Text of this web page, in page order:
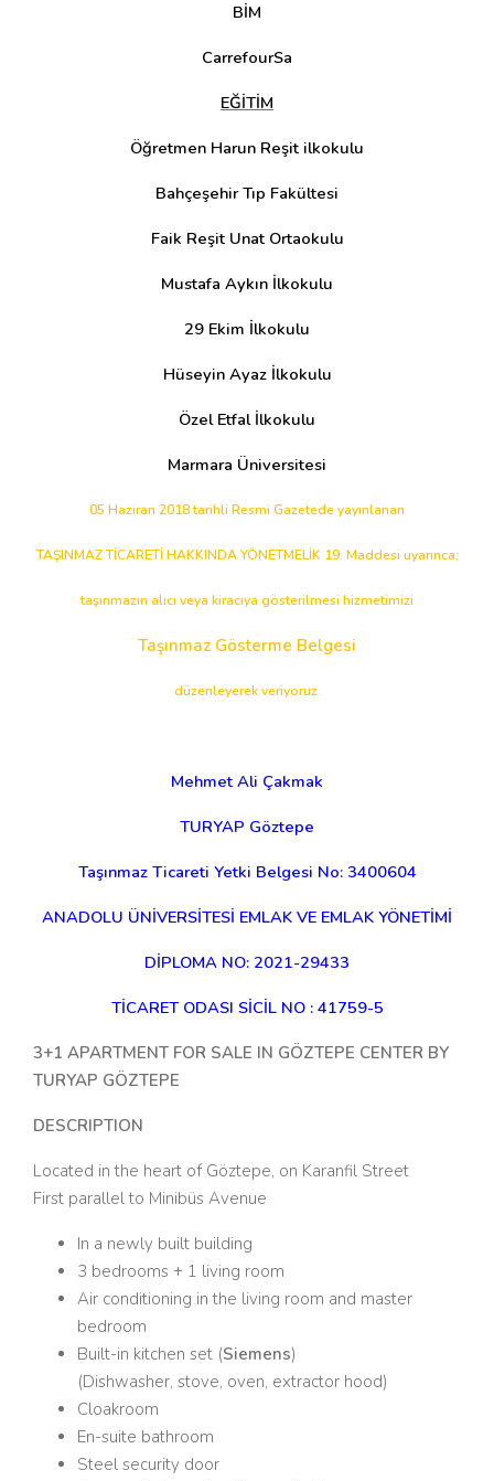
BİM
CarrefourSa
EĞİTİM
Öğretmen Harun Reşit ilkokulu
Bahçeşehir Tıp Fakültesi
Faik Reşit Unat Ortaokulu
Mustafa Aykın İlkokulu
29 Ekim İlkokulu
Hüseyin Ayaz İlkokulu
Özel Etfal İlkokulu
Marmara Üniversitesi
05 Haziran 2018 tarihli Resmi Gazetede yayınlanan
TAŞINMAZ TİCARETİ HAKKINDA YÖNETMELİK 19. Maddesi uyarınca;
taşınmazın alıcı veya kiracıya gösterilmesi hizmetimizi
Taşınmaz Gösterme Belgesi
düzenleyerek veriyoruz.
Mehmet Ali Çakmak
TURYAP Göztepe
Taşınmaz Ticareti Yetki Belgesi No: 3400604
ANADOLU ÜNİVERSİTESİ EMLAK VE EMLAK YÖNETİMİ
DİPLOMA NO: 2021-29433
TİCARET ODASI SİCİL NO : 41759-5​
3+1 APARTMENT FOR SALE IN GÖZTEPE CENTER BY
TURYAP GÖZTEPE
DESCRIPTION
Located in the heart of Göztepe, on Karanfil Street
First parallel to Minibüs Avenue
In a newly built building
3 bedrooms + 1 living room
Air conditioning in the living room and master
bedroom
Built-in kitchen set (Siemens)
(Dishwasher, stove, oven, extractor hood)
Cloakroom
En-suite bathroom
Steel security door